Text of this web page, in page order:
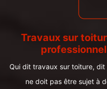
Travaux sur
Qui dit travaux sur toiture, dit
ne doit pas être sujet à